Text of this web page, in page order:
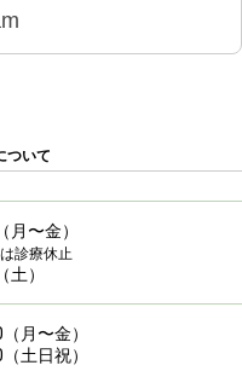
ついて
月〜金）
診療休止
土）
月〜金）
土日祝）